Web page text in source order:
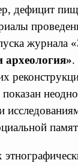
дефицит
журнала
.